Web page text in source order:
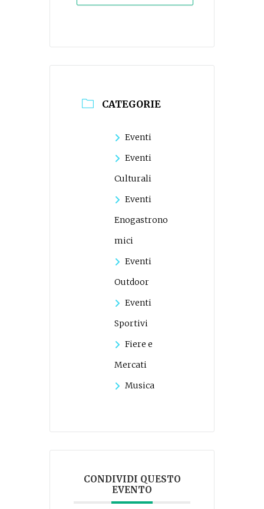
CATEGORIE
Eventi
Eventi
Culturali
Eventi
Enogastrono
mici
Eventi
Outdoor
Eventi
Sportivi
Fiere e
Mercati
Musica
CONDIVIDI QUESTO
EVENTO